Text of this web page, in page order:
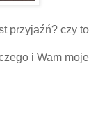
przyjaźń? czy to
i Wam moje